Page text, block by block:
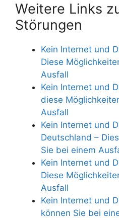
Weitere Links
Störungen
Kein Internet und
Diese
Ausfall
Kein Internet und
diese
Ausfall
Kein Internet und
Deutschland –
Sie bei einem
Kein Internet und
Diese
Ausfall
Kein Internet und
können Sie bei